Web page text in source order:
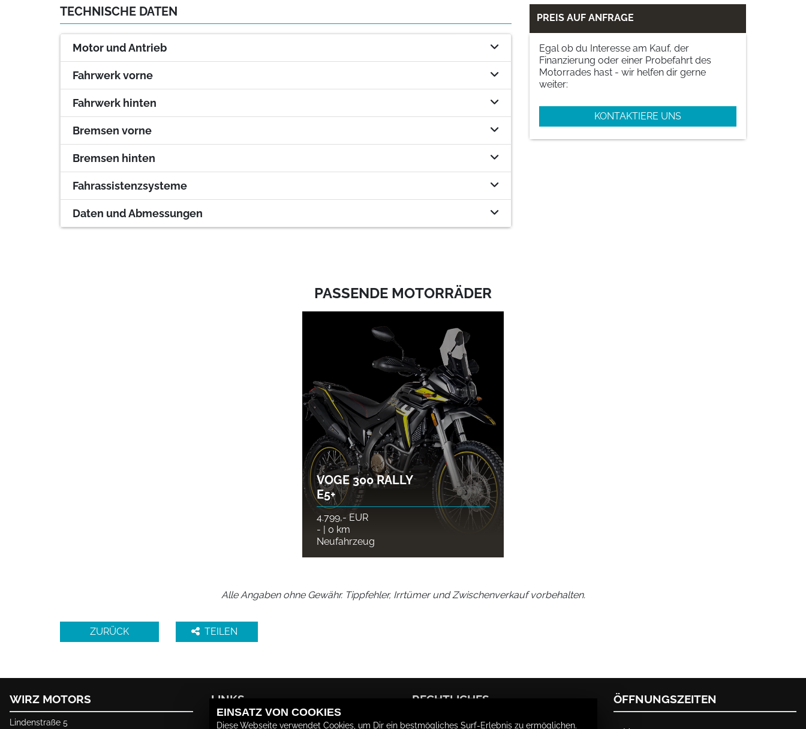
TECHNISCHE DATEN
Motor und Antrieb
Fahrwerk vorne
Fahrwerk hinten
Bremsen vorne
Bremsen hinten
Fahrassistenzsysteme
Daten und Abmessungen
PREIS AUF ANFRAGE
Egal ob du Interesse am Kauf, der
Finanzierung oder einer Probefahrt des
Motorrades hast - wir helfen dir gerne
weiter:
KONTAKTIERE UNS
PASSENDE MOTORRÄDER
VOGE 300 RALLY
E5+
4.799,- EUR
- | 0 km
Neufahrzeug
Alle Angaben ohne Gewähr. Tippfehler, Irrtümer und Zwischenverkauf vorbehalten.
ZURÜCK TEILEN
WIRZ MOTORS
Lindenstraße 5
LINKS
Unternehmen
RECHTLICHES
AGB
ÖFFNUNGSZEITEN
EINSATZ VON COOKIES
Diese Webseite verwendet Cookies, um Dir ein bestmögliches Surf-Erlebnis zu ermöglichen.